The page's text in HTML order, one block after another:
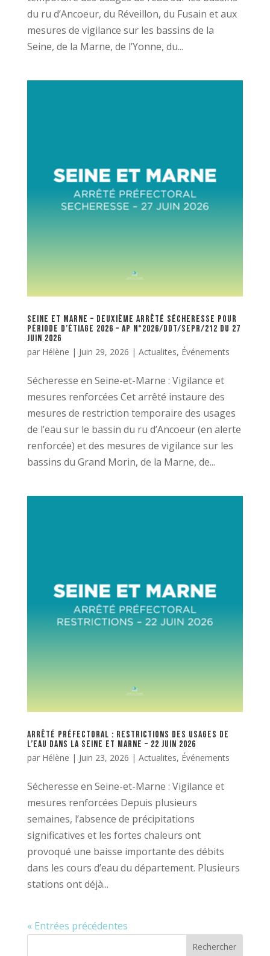
du ru d’Ancoeur, du Réveillon, du Fusain et aux
mesures de vigilance sur les bassins de la
Seine, de la Marne, de l’Yonne, du...
Seine et Marne – Deuxième arrêté sécheresse pour
période d’étiage 2026 – AP n°2026/DDT/SEPR/212 du 27
juin 2026
par Hélène | Juin 29, 2026 | Actualites, Événements
Sécheresse en Seine-et-Marne : Vigilance et
mesures renforcées Cet arrêté instaure des
mesures de restriction temporaire des usages
de l’eau sur le bassin du ru d’Ancoeur (en alerte
renforcée) et des mesures de vigilance sur les
bassins du Grand Morin, de la Marne, de...
Arrêté préfectoral : Restrictions des usages de
l’eau dans la Seine et Marne – 22 Juin 2026
par Hélène | Juin 23, 2026 | Actualites, Événements
Sécheresse en Seine-et-Marne : Vigilance et
mesures renforcées Depuis plusieurs
semaines, l’absence de précipitations
significatives et les fortes chaleurs ont
provoqué une baisse importante des débits
dans les cours d’eau du département. Plusieurs
stations ont déjà...
« Entrées précédentes
Rechercher